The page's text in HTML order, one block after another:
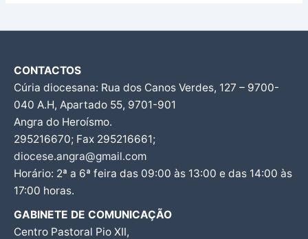
CONTACTOS
Cúria diocesana: Rua dos Canos Verdes, 127 – 9700-
040 A.H, Apartado 55, 9701-901
Angra do Heroísmo.
295216670; Fax 295216661;
diocese.angra@gmail.com
Horário: 2ª a 6ª feira das 09:00 às 13:00 e das 14:00 às
17:00 horas.
GABINETE DE COMUNICAÇÃO
Centro Pastoral Pio XII,